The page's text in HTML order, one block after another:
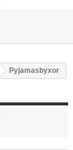
Pyjamasbyxor